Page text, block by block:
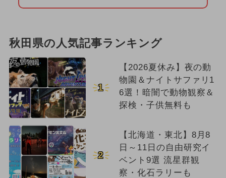
秋田県の人気記事ランキング
1
【2026夏休み】夜の動
物園＆ナイトサファリ1
6選！暗闇で動物観察＆
探検・子供無料も
2
【北海道・東北】8月8
日～11日の自由研究イ
ベント9選 流星群観
察・化石ラリーも